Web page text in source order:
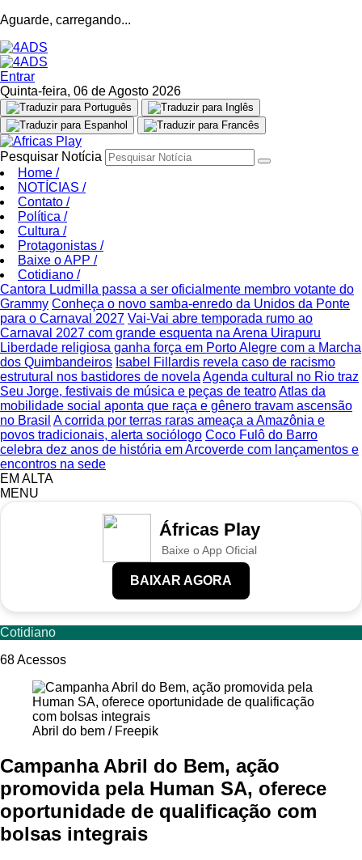
Aguarde, carregando...
Entrar
Quinta-feira, 06 de Agosto 2026
Pesquisar Notícia
Home /
NOTÍCIAS /
Contato /
Política /
Cultura /
Protagonistas /
Baixe o APP /
Cotidiano /
Cantora Ludmilla passa a ser oficialmente membro votante do
Grammy Conheça o novo samba-enredo da Unidos da Ponte
para o Carnaval 2027 Vai-Vai abre temporada rumo ao
Carnaval 2027 com grande esquenta na Arena Uirapuru
Liberdade religiosa ganha força em Porto Alegre com a Marcha
dos Quimbandeiros Isabel Fillardis revela caso de racismo
estrutural nos bastidores de novela Agenda cultural no Rio traz
Seu Jorge, festivais de música e peças de teatroAtlas da
mobilidade social aponta que raça e gênero travam ascensão
no Brasil A corrida por terras raras ameaça a Amazônia e
povos tradicionais, alerta sociólogo Coco Fulô do Barro
celebra dez anos de história em Arcoverde com lançamentos e
encontros na sede
EM ALTA
MENU
Áfricas Play
Baixe o App Oficial
BAIXAR AGORA
Cotidiano
68Acessos
Abril do bem / Freepik
Campanha Abril do Bem, ação
promovida pela Human SA, oferece
oportunidade de qualificação com
bolsas integrais